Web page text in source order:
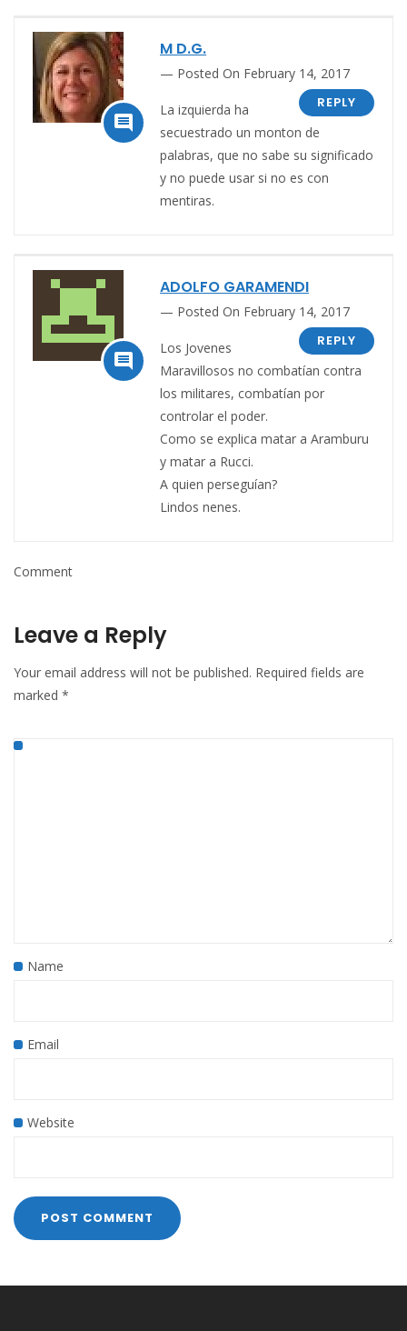

M D.G.
Posted On February 14, 2017
REPLY
La izquierda ha
secuestrado un monton de
palabras, que no sabe su significado
y no puede usar si no es con
mentiras.

ADOLFO GARAMENDI
Posted On February 14, 2017
REPLY
Los Jovenes
Maravillosos no combatían contra
los militares, combatían por
controlar el poder.
Como se explica matar a Aramburu
y matar a Rucci.
A quien perseguían?
Lindos nenes.
Comment
Leave a Reply
Your email address will not be published. Required fields are
marked *
Name
Email
Website